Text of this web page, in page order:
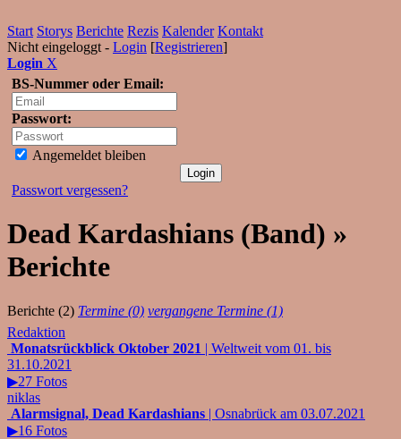
Start Storys Berichte Rezis Kalender Kontakt
Nicht eingeloggt - Login [Registrieren]
Login X
BS-Nummer oder Email:
Passwort:
Angemeldet bleiben
Passwort vergessen?
Dead Kardashians (Band) »
Berichte
Berichte (2) Termine (0) vergangene Termine (1)
Redaktion
Monatsrückblick Oktober 2021 | Weltweit vom 01. bis
31.10.2021
▶27 Fotos
niklas
Alarmsignal, Dead Kardashians | Osnabrück am 03.07.2021
▶16 Fotos